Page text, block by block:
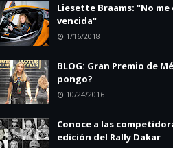
Liesette Braams: "No
vencida"
1/16/2018
BLOG: Gran Premio de
pongo?
10/24/2016
Conoce a las
edición del Rally Dakar